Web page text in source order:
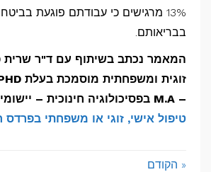
13% מרגישים כי עבודתם פוגעת
בבריאותם.
המאמר נכתב בשיתוף עם ד"ר שרית
– M.A בפסיכולוגיה חינוכית – יישומית אשר מעניקה
טיפול אישי, זוגי או משפחתי בפרדס
« הקודם